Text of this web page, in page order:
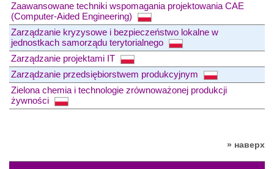
Zaawansowane techniki wspomagania projektowania CAE
(Computer-Aided Engineering)
Zarządzanie kryzysowe i bezpieczeństwo lokalne w
jednostkach samorządu terytorialnego
Zarządzanie projektami IT
Zarządzanie przedsiębiorstwem produkcyjnym
Zielona chemia i technologie zrównoważonej produkcji
żywności
» наверх